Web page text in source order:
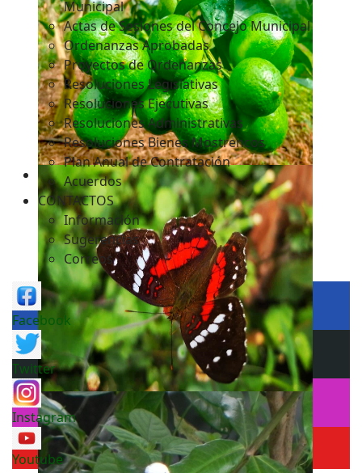
Municipal
Actas de Sesiones del Concejo Municipal
Ordenanzas Aprobadas
Proyectos de Ordenanzas
Resoluciones Legislativas
Resoluciones Ejecutivas
Resoluciones Administrativas
Resoluciones Bienes Mostrencos
Plan Anual de Contratación
Acuerdos
CONTACTOS
Información
Sugerencias
Correos
Facebook
Twitter
Instagram
Youtube